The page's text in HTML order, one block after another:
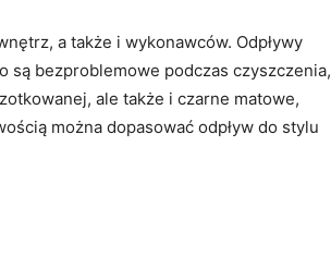
a także i wykonawców. Odpływy
są bezproblemowe podczas czyszczenia,
ale także i czarne matowe,
można dopasować odpływ do stylu